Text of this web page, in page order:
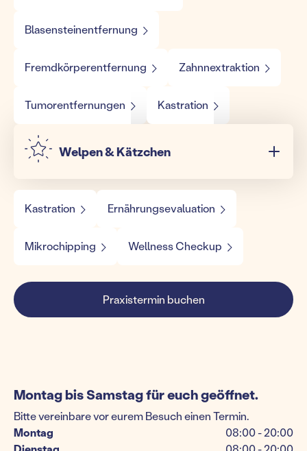
Blasensteinentfernung
Fremdkörperentfernung Zahnnextraktion
Tumorentfernungen Kastration
Welpen & Kätzchen
Kastration Ernährungsevaluation
Mikrochipping Wellness Checkup
Praxistermin buchen
Montag bis Samstag für euch geöffnet.
Bitte vereinbare vor eurem Besuch einen Termin.
Montag
08:00 - 20:00